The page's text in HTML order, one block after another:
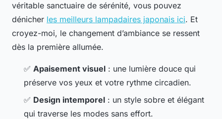
véritable sanctuaire de sérénité, vous pouvez
dénicher les meilleurs lampadaires japonais ici. Et
croyez-moi, le changement d’ambiance se ressent
dès la première allumée.
✅ Apaisement visuel : une lumière douce qui
préserve vos yeux et votre rythme circadien.
✅ Design intemporel : un style sobre et élégant
qui traverse les modes sans effort.